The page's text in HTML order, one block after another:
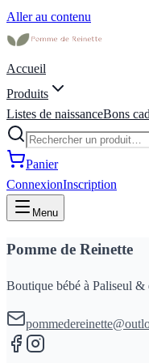
Aller au contenu
Accueil
Produits
Listes de naissanceBons
Panier
ConnexionInscription
Menu
Pomme de Reinette
Boutique bébé à Paliseul &